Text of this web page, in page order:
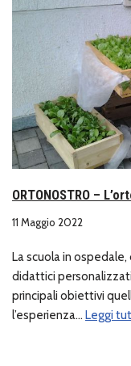
ORTONOSTRO –
11 Maggio 2022
La scuola in
didattici
principali obiettivi
l’esperienza… Leggi